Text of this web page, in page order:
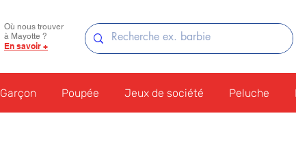
Où nous trouver
à Mayotte ?
En savoir +
Garçon Poupée Jeux de société Peluche